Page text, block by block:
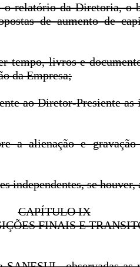
relatório da Diretoria, o
de aumento de
tempo, livros e
da Empresa;
ao Diretor-Presiente as
a alienação e
independentes, se houver,
CAPÍTULO IX
FINAIS E